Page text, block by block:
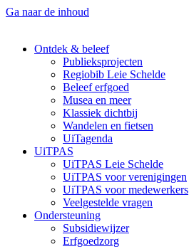
Ga naar de inhoud
Ontdek & beleef
Publieksprojecten
Regiobib Leie Schelde
Beleef erfgoed
Musea en meer
Klassiek dichtbij
Wandelen en fietsen
UiTagenda
UiTPAS
UiTPAS Leie Schelde
UiTPAS voor verenigingen
UiTPAS voor medewerkers
Veelgestelde vragen
Ondersteuning
Subsidiewijzer
Erfgoedzorg